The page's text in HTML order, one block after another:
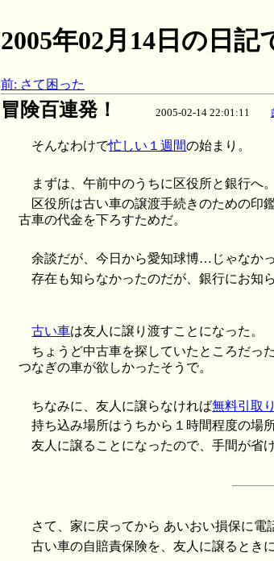
2005年02月14日の日記
前: さて困った
冒険百連発！ 2005-02-14 22:01:11
そんなわけで忙しい１週間の始まり。
まずは、午前中のうちに区役所と銀行へ。
区役所は古い車の譲渡手続きのための印
古車の代金を下ろすためだ。
余談だが、今日から愛知球博…じゃなか
存在も知らなかったのだが、銀行にお知
古い車は友人に譲り渡すことになった。
ちょうど中古車を探していたところだっ
つなぎの車が欲しかったそうで。
ちなみに、友人に譲らなければ無料引取り
持ち込み場所はうちから１時間程度の場
友人に譲ることになったので、手間が省
さて、家に戻ってから あいおい損保に電
古い車の自賠責保険を、友人に譲るとき